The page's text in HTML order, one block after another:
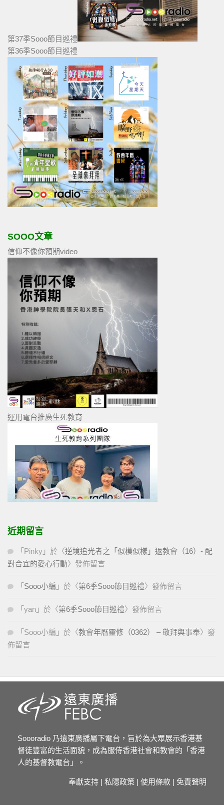
第37季Sooo節目巡禮
第36季Sooo節目巡禮
SOOO文章
信仰不像你預期video
運用電台推廣生死教育
近期留言
「 Pinky 」於〈逆境追光者之「似模似樣」返教會（16）- 配
對合宜的愛心行動〉發佈留言
「 Sooo小編 」於〈第6季Sooo節目巡禮〉發佈留言
「 yan 」於〈第6季Sooo節目巡禮〉發佈留言
「 Sooo小編 」於〈教會年曆靈修（0362） – 敬拜與事奉〉發
佈留言
Soooradio 乃遠東廣播屬下電台，旨於為大眾展示香港基
督徒豐富的生活面貌，成為服侍香港社會和教會的「香港
人的基督教電台」。
奉獻支持 | 私隱政策 | 使用條款 | 免責聲明